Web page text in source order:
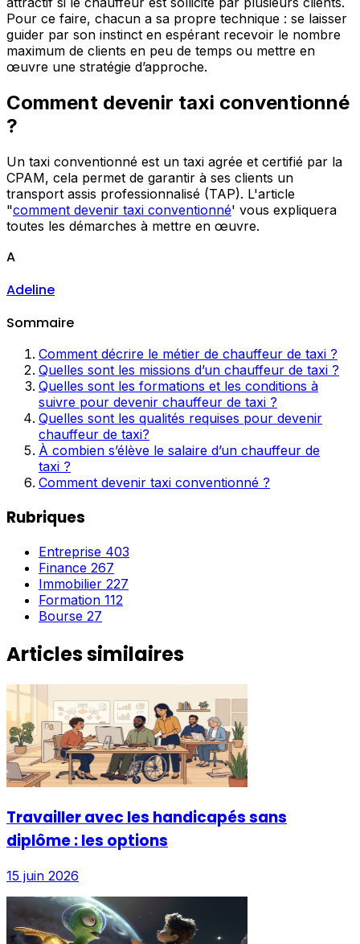
Pour ce faire, chacun a sa propre technique : se laisser
guider par son instinct en espérant recevoir le nombre
maximum de clients en peu de temps ou mettre en
œuvre une stratégie d’approche.
Comment devenir taxi conventionné
?
Un taxi conventionné est un taxi agrée et certifié par la
CPAM, cela permet de garantir à ses clients un
transport assis professionnalisé (TAP). L'article
"comment devenir taxi conventionné' vous expliquera
toutes les démarches à mettre en œuvre.
A
Adeline
Sommaire
Comment décrire le métier de chauffeur de taxi ?
Quelles sont les missions d’un chauffeur de taxi ?
Quelles sont les formations et les conditions à
suivre pour devenir chauffeur de taxi ?
Quelles sont les qualités requises pour devenir
chauffeur de taxi?
À combien s’élève le salaire d’un chauffeur de
taxi ?
Comment devenir taxi conventionné ?
Rubriques
Entreprise 403
Finance 267
Immobilier 227
Formation 112
Bourse 27
Articles similaires
Travailler avec les handicapés sans
diplôme : les options
15 juin 2026